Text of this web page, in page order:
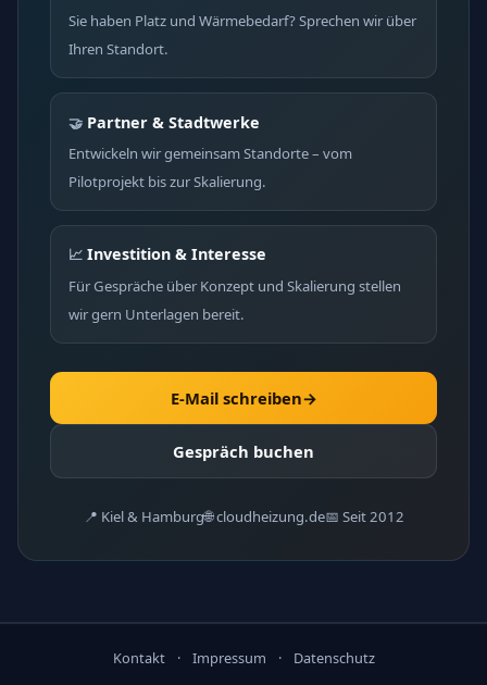
Sie haben Platz und Wärmebedarf? Sprechen wir über
Ihren Standort.
🤝Partner & Stadtwerke
Entwickeln wir gemeinsam Standorte – vom
Pilotprojekt bis zur Skalierung.
📈Investition & Interesse
Für Gespräche über Konzept und Skalierung stellen
wir gern Unterlagen bereit.
E-Mail schreiben→
Gespräch buchen
📍 Kiel & Hamburg🌐 cloudheizung.de📅 Seit 2012
Kontakt · Impressum · Datenschutz